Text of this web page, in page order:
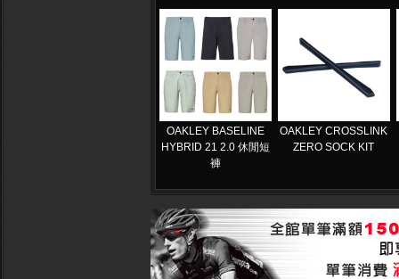
OAKLEY BASELINE
HYBRID 21 2.0 休閒短
褲
OAKLEY CROSSLINK
ZERO SOCK KIT